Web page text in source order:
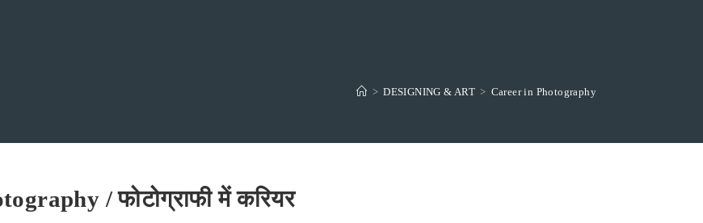
> DESIGNING & ART > Career in Photography
/ फोटोग्राफी में करियर